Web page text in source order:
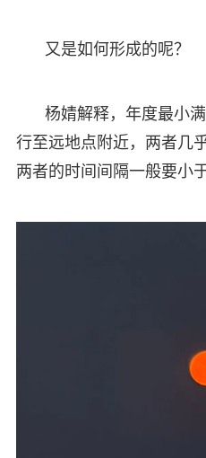
又是如何形成的呢？
杨婧解释，年度最小
行至远地点附近，两者几
两者的时间间隔一般要小